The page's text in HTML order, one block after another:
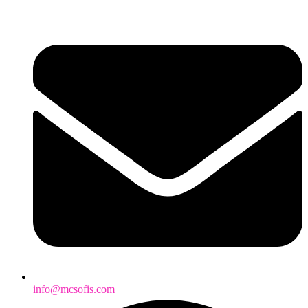
info@mcsofis.com